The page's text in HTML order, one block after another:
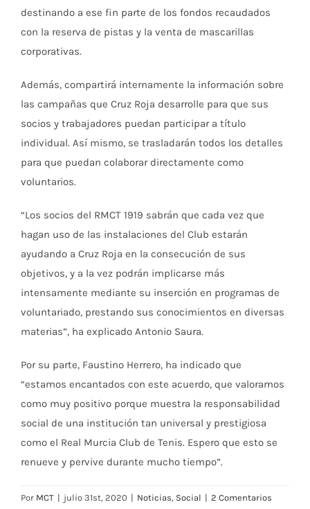
destinando a ese fin parte de los fondos recaudados
con la reserva de pistas y la venta de mascarillas
corporativas.
Además, compartirá internamente la información sobre
las campañas que Cruz Roja desarrolle para que sus
socios y trabajadores puedan participar a título
individual. Así mismo, se trasladarán todos los detalles
para que puedan colaborar directamente como
voluntarios.
“Los socios del RMCT 1919 sabrán que cada vez que
hagan uso de las instalaciones del Club estarán
ayudando a Cruz Roja en la consecución de sus
objetivos, y a la vez podrán implicarse más
intensamente mediante su inserción en programas de
voluntariado, prestando sus conocimientos en diversas
materias”, ha explicado Antonio Saura.
Por su parte, Faustino Herrero, ha indicado que
“estamos encantados con este acuerdo, que valoramos
como muy positivo porque muestra la responsabilidad
social de una institución tan universal y prestigiosa
como el Real Murcia Club de Tenis. Espero que esto se
renueve y pervive durante mucho tiempo”.
Por MCT | julio 31st, 2020 | Noticias, Social | 2 Comentarios